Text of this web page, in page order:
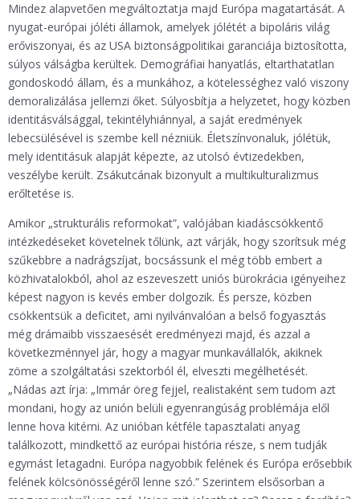
Mindez alapvetően megváltoztatja majd Európa magatartását. A
nyugat-európai jóléti államok, amelyek jólétét a bipoláris világ
erőviszonyai, és az USA biztonságpolitikai garanciája biztosította,
súlyos válságba kerültek. Demográfiai hanyatlás, eltarthatatlan
gondoskodó állam, és a munkához, a kötelességhez való viszony
demoralizálása jellemzi őket. Súlyosbítja a helyzetet, hogy közben
identitásválsággal, tekintélyhiánnyal, a saját eredmények
lebecsülésével is szembe kell nézniük. Életszínvonaluk, jólétük,
mely identitásuk alapját képezte, az utolsó évtizedekben,
veszélybe került. Zsákutcának bizonyult a multikulturalizmus
erőltetése is.
Amikor „strukturális reformokat”, valójában kiadáscsökkentő
intézkedéseket követelnek tőlünk, azt várják, hogy szorítsuk még
szűkebbre a nadrágszíjat, bocsássunk el még több embert a
közhivatalokból, ahol az eszeveszett uniós bürokrácia igényeihez
képest nagyon is kevés ember dolgozik. És persze, közben
csökkentsük a deficitet, ami nyilvánvalóan a belső fogyasztás
még drámaibb visszaesését eredményezi majd, és azzal a
következménnyel jár, hogy a magyar munkavállalók, akiknek
zöme a szolgáltatási szektorból él, elveszti megélhetését.
„Nádas azt írja: „Immár öreg fejjel, realistaként sem tudom azt
mondani, hogy az unión belüli egyenrangúság problémája elől
lenne hova kitérni. Az unióban kétféle tapasztalati anyag
találkozott, mindkettő az európai história része, s nem tudják
egymást letagadni. Európa nagyobbik felének és Európa erősebbik
felének kölcsönösségéről lenne szó.” Szerintem elsősorban a